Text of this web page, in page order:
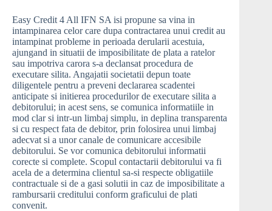
Easy Credit 4 All IFN SA isi propune sa vina in
intampinarea celor care dupa contractarea unui credit au
intampinat probleme in perioada derularii acestuia,
ajungand in situatii de imposibilitate de plata a ratelor
sau impotriva carora s-a declansat procedura de
executare silita. Angajatii societatii depun toate
diligentele pentru a preveni declararea scadentei
anticipate si initierea procedurilor de executare silita a
debitorului; in acest sens, se comunica informatiile in
mod clar si intr-un limbaj simplu, in deplina transparenta
si cu respect fata de debitor, prin folosirea unui limbaj
adecvat si a unor canale de comunicare accesibile
debitorului. Se vor comunica debitorului informatii
corecte si complete. Scopul contactarii debitorului va fi
acela de a determina clientul sa-si respecte obligatiile
contractuale si de a gasi solutii in caz de imposibilitate a
rambursarii creditului conform graficului de plati
convenit.